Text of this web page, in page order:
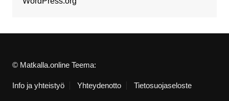
© Matkalla.online Teema:
Info ja yhteistyö Yhteydenotto Tietosuojaseloste